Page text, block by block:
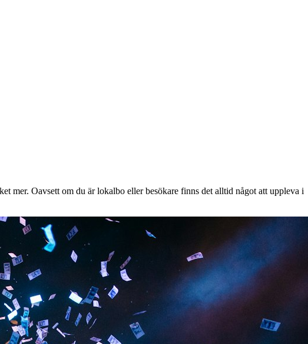
mer. Oavsett om du är lokalbo eller besökare finns det alltid något att uppleva i